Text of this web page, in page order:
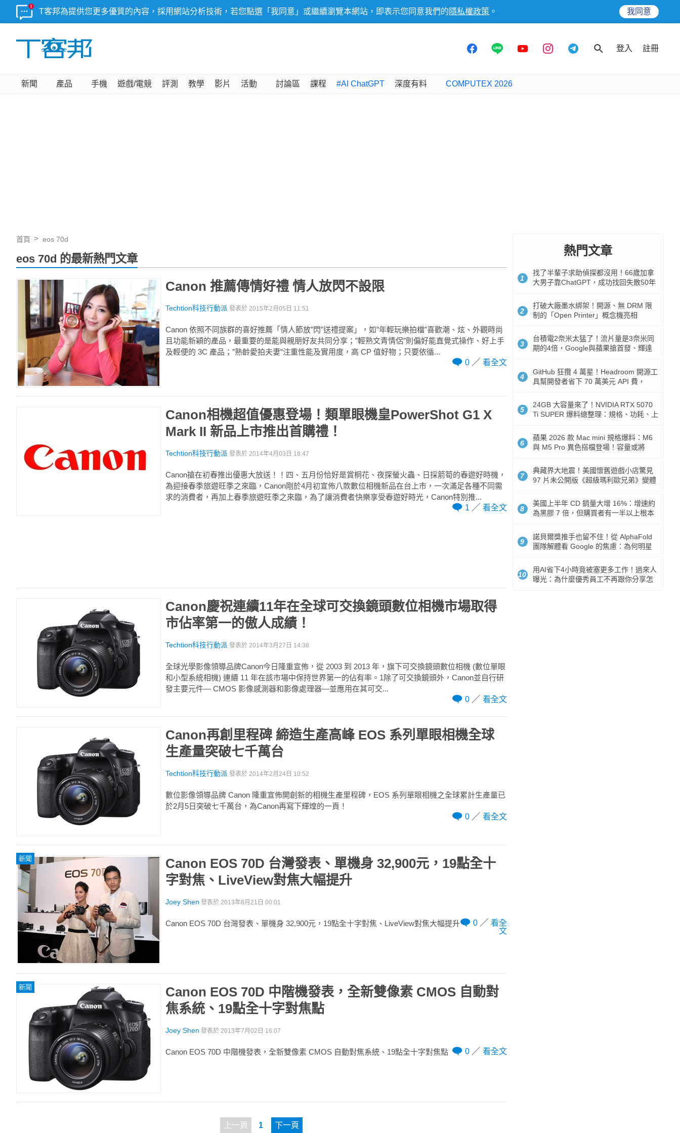
T客邦為提供您更多優質的內容，採用網站分析技術，若您點選「我同意」或繼續瀏覽本網站，即表示您同意我們的 隱私權政策 。 我同意
登入 註冊
新聞 產品 手機 遊戲/電競 評測 教學 影片 活動 討論區 課程 #AI ChatGPT 深度有料 COMPUTEX 2026
首頁 eos 70d
eos 70d 的最新熱門文章
Canon 推薦傳情好禮 情人放閃不設限
Techtion科技行動派 發表於 2015年2月05日 11:51
Canon 依照不同族群的喜好推薦「情人節放”閃”送禮提案」，如”年輕玩樂拍檔”喜歡潮、炫、外觀時尚
且功能新穎的產品，最重要的是能與親朋好友共同分享；”輕熟文青情侶”則偏好能直覺式操作、好上手
及輕便的 3C 產品；”熟齡愛拍夫妻”注重性能及實用度，高 CP 值好物；只要依循...
0
看全文
Canon相機超值優惠登場！類單眼機皇PowerShot G1 X
Mark II 新品上市推出首購禮！
Techtion科技行動派 發表於 2014年4月03日 18:47
Canon搶在初春推出優惠大放送！！四、五月份恰好是賞桐花、夜探螢火蟲、日採箭筍的春遊好時機，
為迎接春季旅遊旺季之來臨，Canon剛於4月初宣佈八款數位相機新品在台上市，一次滿足各種不同需
求的消費者，再加上春季旅遊旺季之來臨，為了讓消費者快樂享受春遊好時光，Canon特別推...
1
看全文
Canon慶祝連續11年在全球可交換鏡頭數位相機市場取得
市佔率第一的傲人成績！
Techtion科技行動派 發表於 2014年3月27日 14:38
全球光學影像領導品牌Canon今日隆重宣佈，從 2003 到 2013 年，旗下可交換鏡頭數位相機 (數位單眼
和小型系統相機) 連續 11 年在該市場中保持世界第一的佔有率。1除了可交換鏡頭外，Canon並自行研
發主要元件— CMOS 影像感測器和影像處理器—並應用在其可交...
0
看全文
Canon再創里程碑 締造生產高峰 EOS 系列單眼相機全球
生產量突破七千萬台
Techtion科技行動派 發表於 2014年2月24日 10:52
數位影像領導品牌 Canon 隆重宣佈開創新的相機生產里程碑，EOS 系列單眼相機之全球累計生產量已
於2月5日突破七千萬台，為Canon再寫下輝煌的一頁！
0
看全文
新聞
Canon EOS 70D 台灣發表、單機身 32,900元，19點全十
字對焦、LiveView對焦大幅提升
Joey Shen 發表於 2013年8月21日 00:01
Canon EOS 70D 台灣發表、單機身 32,900元，19點全十字對焦、LiveView對焦大幅提升 0
看全
文
新聞
Canon EOS 70D 中階機發表，全新雙像素 CMOS 自動對
焦系統、19點全十字對焦點
Joey Shen 發表於 2013年7月02日 16:07
Canon EOS 70D 中階機發表，全新雙像素 CMOS 自動對焦系統、19點全十字對焦點 0 看全文
上一頁 1 下一頁
熱門文章
1
找了半輩子求助偵探都沒用！66歲加拿
大男子靠ChatGPT，成功找回失散50年
2
打破大廠墨水綁架！開源、無 DRM 限
制的「Open Printer」概念機亮相
3
台積電2奈米太猛了！流片量是3奈米同
期的4倍，Google與蘋果搶首發、輝達
4
GitHub 狂攬 4 萬星！Headroom 開源工
具幫開發者省下 70 萬美元 API 費，
5
24GB 大容量來了！NVIDIA RTX 5070
Ti SUPER 爆料總整理：規格、功耗、上
6
蘋果 2026 款 Mac mini 規格爆料：M6
與 M5 Pro 異色搭檔登場！容量或將
7
典藏界大地震！美國懷舊遊戲小店驚見
97 片未公開版《超級瑪利歐兄弟》變體
8
美國上半年 CD 銷量大增 16%：增速約
為黑膠 7 倍，但購買者有一半以上根本
9
諾貝爾獎推手也留不住！從 AlphaFold
團隊解體看 Google 的焦慮：為何明星
10
用AI省下4小時竟被塞更多工作！過來人
曝光：為什麼優秀員工不再跟你分享怎